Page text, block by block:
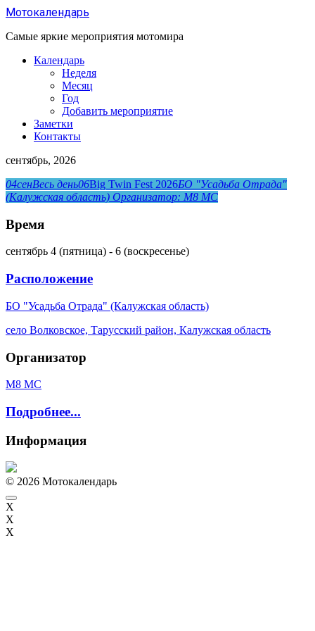
Перейти
содержанию
Мотокалендарь
Самые яркие мероприятия мотомира
Календарь
Неделя
Месяц
Год
Добавить мероприятие
Заметки
Контакты
сентябрь, 2026
04сенВесь день06Big Twin Fest 2026БО "Усадьба Отрада"
(Калужская область) Организатор: М8 МС
Время
сентябрь 4 (пятница) - 6 (воскресенье)
Расположение
БО "Усадьба Отрада" (Калужская область)
село Волковское, Тарусский район, Калужская область
Организатор
М8 МС
Подробнее...
Информация
© 2026 Мотокалендарь
X
X
X